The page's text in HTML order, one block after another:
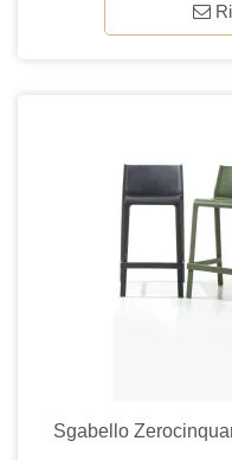
Sgabello